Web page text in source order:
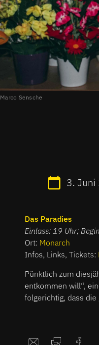
Marco Sensche
3.
Das Paradies
Einlass: 19 Uhr;
Ort: Monarch
Infos, Links, Tickets:
Pünktlich zum
entkommen will“,
folgerichtig, dass